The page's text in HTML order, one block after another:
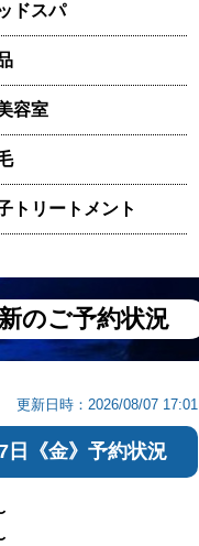
ドスパ
容室
トリートメント
のご予約状況
更新日時：2026/08/07 17:01
日《金》予約状況